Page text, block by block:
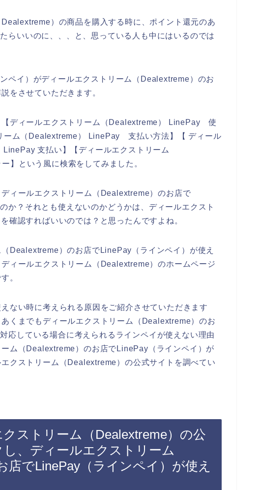
）の商品を購入する時に、ポイント還元のあ
らいいのに、、、と、思っている人も中にはいるのでは
ペイ）がディールエクストリーム（Dealextreme）のお
をさせていただきます。
【ディールエクストリーム（Dealextreme） LinePay 使
ーム（Dealextreme） LinePay 支払い方法】【 ディール
支払い】【ディールエクストリーム
】という風に検索をしてみました。
ィールエクストリーム（Dealextreme）のお店で
か？それとも使えないのかどうかは、ディールエクスト
確認すればいいのでは？と思ったんですよね。
Dealextreme）のお店でLinePay（ラインペイ）が使え
ィールエクストリーム（Dealextreme）のホームページ
。
ない時に考えられる原因をご紹介させていただきます
くまでもディールエクストリーム（Dealextreme）のお
応している場合に考えられるラインペイが使えない理由
ム（Dealextreme）のお店でLinePay（ラインペイ）が
クストリーム（Dealextreme）の公式サイトを調べてい
ストリーム（Dealextreme）の公
、ディールエクストリーム
店でLinePay（ラインペイ）が使え